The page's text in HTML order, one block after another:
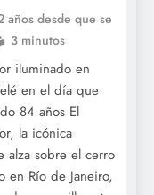
años desde que se
3 minutos
iluminado en
en el día que
84 años El
la icónica
alza sobre el cerro
en Río de Janeiro,